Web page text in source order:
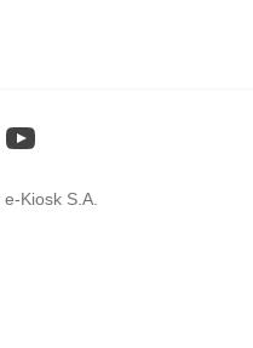
e-Kiosk S.A.